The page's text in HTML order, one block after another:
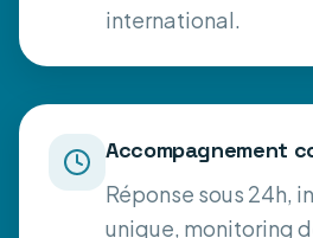
international.
Accompagnement
Réponse sous 24h,
unique, monitoring